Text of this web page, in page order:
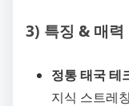
3) 특징 & 매력
정통 태국 테
지식 스트레